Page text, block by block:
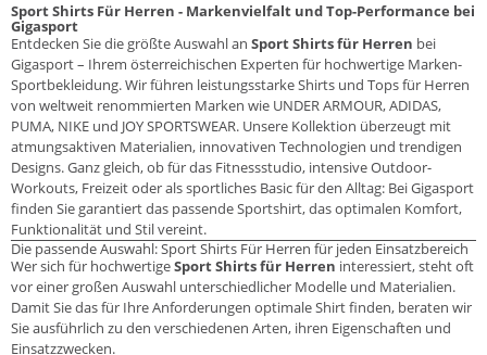
Sport Shirts Für Herren - Markenvielfalt und Top-Performance bei
Gigasport
Entdecken Sie die größte Auswahl an Sport Shirts für Herren bei
Gigasport – Ihrem österreichischen Experten für hochwertige Marken-
Sportbekleidung. Wir führen leistungsstarke Shirts und Tops für Herren
von weltweit renommierten Marken wie UNDER ARMOUR, ADIDAS,
PUMA, NIKE und JOY SPORTSWEAR. Unsere Kollektion überzeugt mit
atmungsaktiven Materialien, innovativen Technologien und trendigen
Designs. Ganz gleich, ob für das Fitnessstudio, intensive Outdoor-
Workouts, Freizeit oder als sportliches Basic für den Alltag: Bei Gigasport
finden Sie garantiert das passende Sportshirt, das optimalen Komfort,
Funktionalität und Stil vereint.
Die passende Auswahl: Sport Shirts Für Herren für jeden Einsatzbereich
Wer sich für hochwertigeSport Shirts für Herren interessiert, steht oft
vor einer großen Auswahl unterschiedlicher Modelle und Materialien.
Damit Sie das für Ihre Anforderungen optimale Shirt finden, beraten wir
Sie ausführlich zu den verschiedenen Arten, ihren Eigenschaften und
Einsatzzwecken.